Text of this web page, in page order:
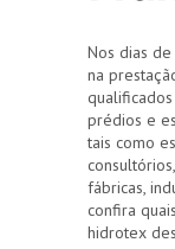
Nos dias
na
prédios e
tais como
fábricas,
confira
hidrotex